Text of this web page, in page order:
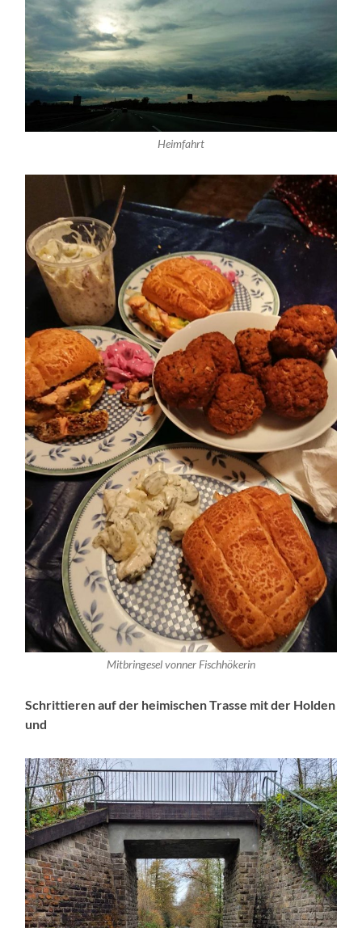
Heimfahrt
Mitbringesel vonner Fischhökerin
Schrittieren auf der heimischen Trasse mit der Holden
und